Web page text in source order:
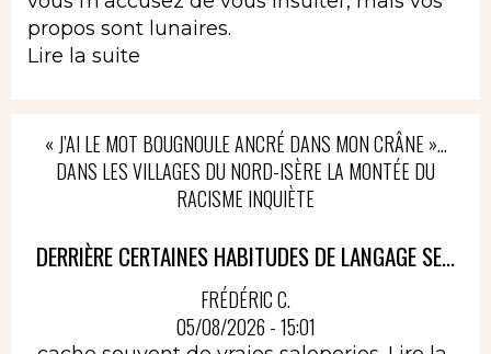
propos sont lunaires.
Lire la suite
« J’AI LE MOT BOUGNOULE ANCRÉ DANS MON CRÂNE »…
DANS LES VILLAGES DU NORD-ISÈRE LA MONTÉE DU
RACISME INQUIÈTE
DERRIÈRE CERTAINES HABITUDES DE LANGAGE SE...
FRÉDÉRIC C.
05/08/2026 - 15:01